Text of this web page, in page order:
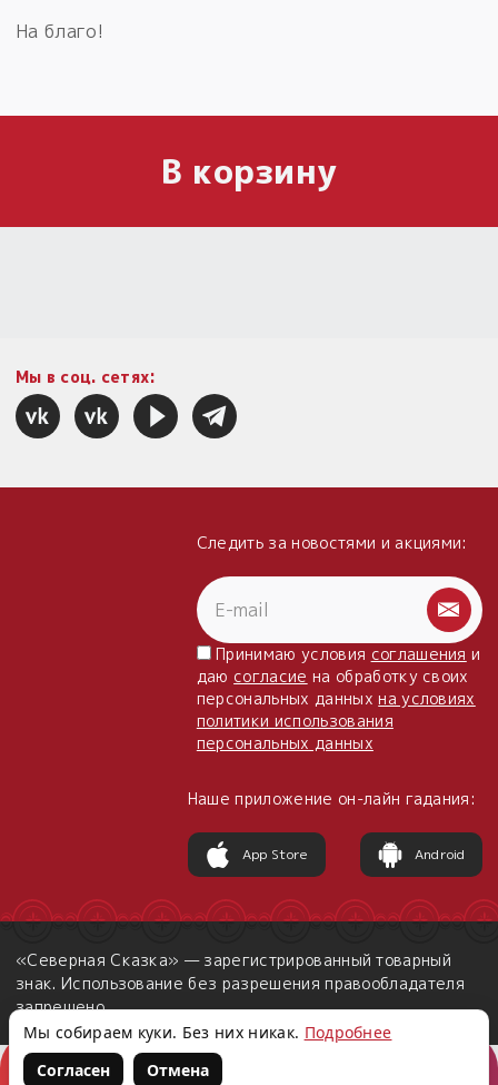
На благо!
В корзину
Мы в соц. сетях:
Следить за новостями и акциями:
Принимаю условия соглашения и
даю согласие на обработку своих
персональных данныхна условиях
политики использования
персональных данных
Наше приложение он-лайн гадания:
App Store Android
«Северная Сказка» — зарегистрированный товарный
знак. Использование без разрешения правообладателя
запрещено.
Мы собираем куки. Без них никак. Подробнее
Согласен
Отмена